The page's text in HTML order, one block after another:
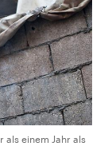
als einem Jahr als